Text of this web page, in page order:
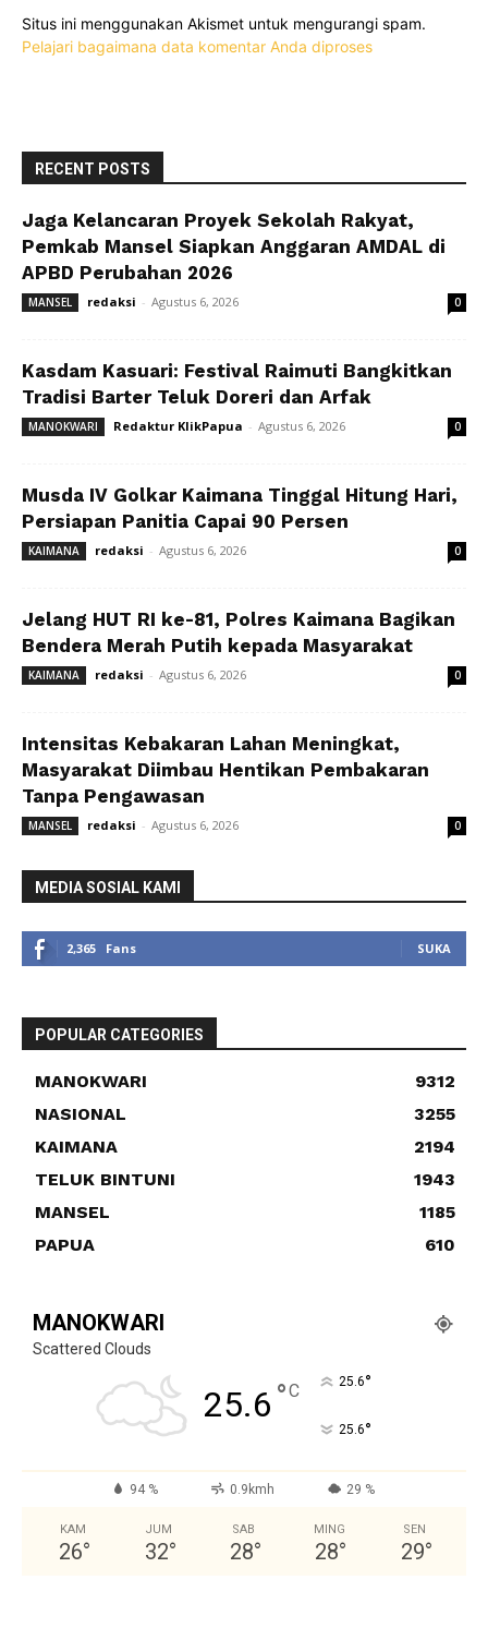
Situs ini menggunakan Akismet untuk mengurangi spam.
Pelajari bagaimana data komentar Anda diproses
RECENT POSTS
Jaga Kelancaran Proyek Sekolah Rakyat,
Pemkab Mansel Siapkan Anggaran AMDAL di
APBD Perubahan 2026
MANSEL redaksi - Agustus 6, 2026 0
Kasdam Kasuari: Festival Raimuti Bangkitkan
Tradisi Barter Teluk Doreri dan Arfak
MANOKWARI Redaktur KlikPapua - Agustus 6, 2026 0
Musda IV Golkar Kaimana Tinggal Hitung Hari,
Persiapan Panitia Capai 90 Persen
KAIMANA redaksi - Agustus 6, 2026 0
Jelang HUT RI ke-81, Polres Kaimana Bagikan
Bendera Merah Putih kepada Masyarakat
KAIMANA redaksi - Agustus 6, 2026 0
Intensitas Kebakaran Lahan Meningkat,
Masyarakat Diimbau Hentikan Pembakaran
Tanpa Pengawasan
MANSEL redaksi - Agustus 6, 2026 0
MEDIA SOSIAL KAMI
2,365 Fans SUKA
POPULAR CATEGORIES
MANOKWARI
9312
NASIONAL
3255
KAIMANA
2194
TELUK BINTUNI
1943
MANSEL
1185
PAPUA
610
MANOKWARI
Scattered Clouds
25.6 °C 25.6°
25.6°
94 % 0.9kmh 29 %
KAM
26°
JUM
32°
SAB
28°
MING
28°
SEN
29°